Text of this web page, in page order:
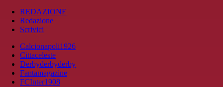
REDAZIONE
Redazione
Scrivici
Calcionapoli1926
Cittaceleste
Derbyderbyderby
Fantamagazine
FCInter1908